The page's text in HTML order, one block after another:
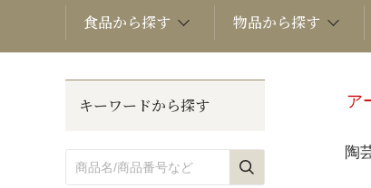
食品から探す 物品から探す
ア
陶
キーワードから探す